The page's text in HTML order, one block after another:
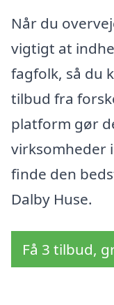
Når du
vigtigt at
fagfolk, så du
tilbud fra
platform gør
virksomheder
finde den
Dalby Huse.
Få 3 tilbud,